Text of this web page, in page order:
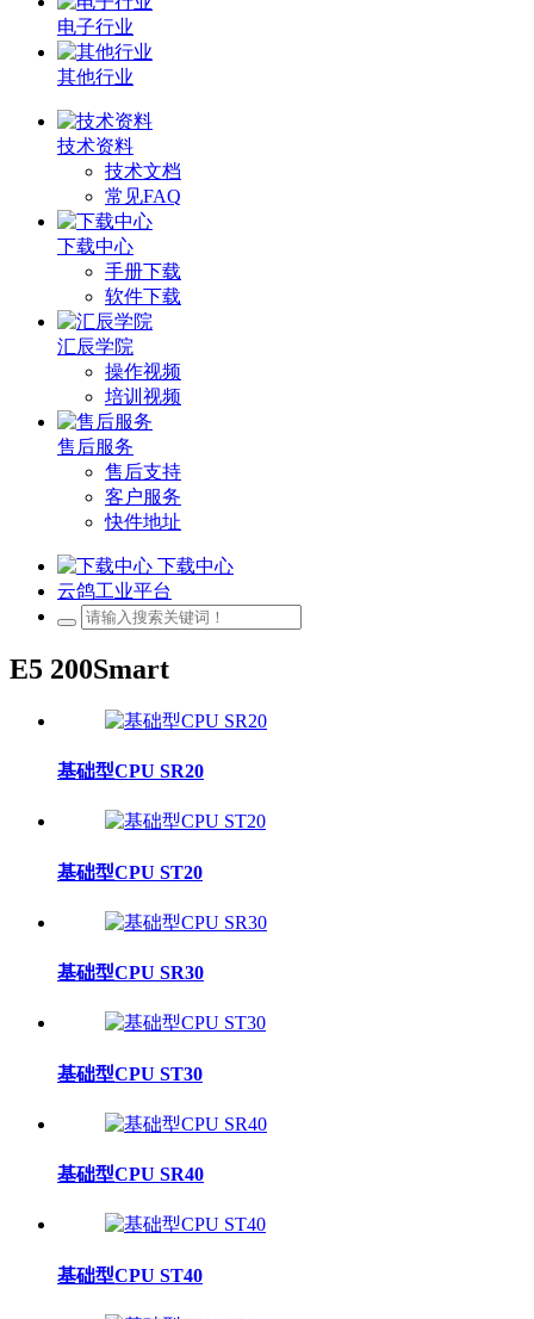
电子行业
其他行业
技术资料
技术文档
常见FAQ
下载中心
手册下载
软件下载
汇辰学院
操作视频
培训视频
售后服务
售后支持
客户服务
快件地址
下载中心
云鸽工业平台
E5 200Smart
基础型CPU SR20
基础型CPU ST20
基础型CPU SR30
基础型CPU ST30
基础型CPU SR40
基础型CPU ST40